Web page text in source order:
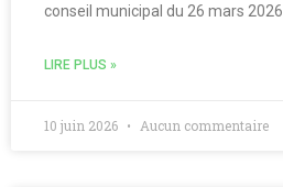
conseil municipal du 26 mars 2026.
LIRE PLUS »
10 juin 2026 Aucun commentaire